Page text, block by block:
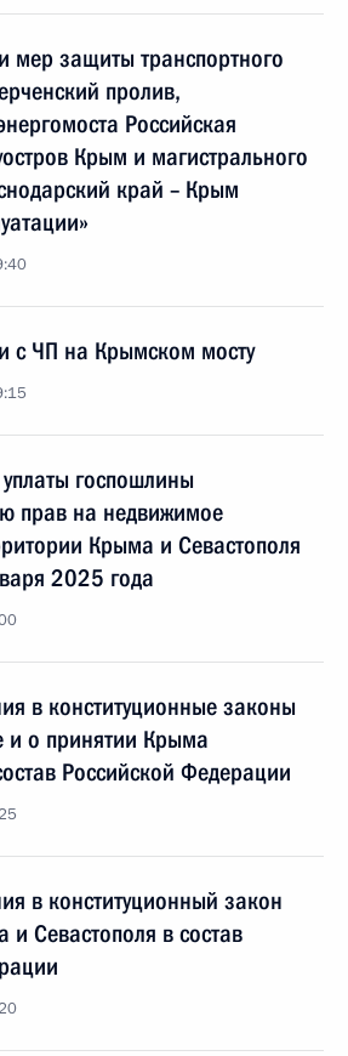
мер защиты транспортного
пролив,
Российская
Крым и магистрального
край – Крым
с ЧП на Крымском мосту
госпошлины
прав на недвижимое
Крыма и Севастополя
2025 года
в конституционные законы
и о принятии Крыма
Российской Федерации
в конституционный закон
Севастополя в состав